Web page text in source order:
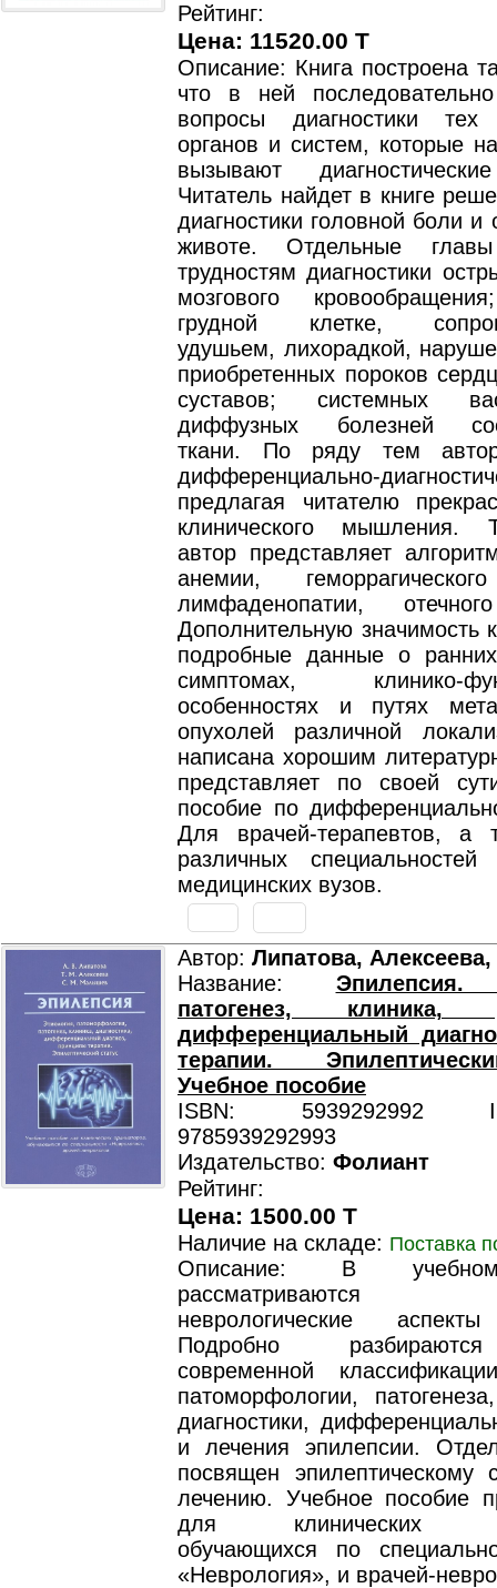
Рейтинг:
Цена: 11520.00 T
Описание: Книга построена
что в ней
вопросы диагностики тех
органов и систем, которые
вызывают
Читатель найдет в книге
диагностики головной боли и
животе. Отдельные
трудностям диагностики
мозгового
грудной клетке,
удушьем, лихорадкой,
приобретенных пороков
суставов; системных
диффузных болезней
ткани. По ряду тем автор
дифференциально-
предлагая читателю
клинического мышления.
автор представляет
анемии,
лимфаденопатии,
Дополнительную значимость
подробные данные о ранних
симптомах, клинико-
особенностях и путях
опухолей различной
написана хорошим
представляет по своей
пособие по
Для врачей-терапевтов, а
различных
медицинских вузов.
Автор: Липатова,
Название: Эпилепсия.
патогенез, клиника,
дифференциальный
терапии.
Учебное пособие
ISBN: 5939292992
9785939292993
Издательство: Фолиант
Рейтинг:
Цена: 1500.00 T
Наличие на складе: Поставка
Описание: В
рассматриваются
неврологические
Подробно
современной
патоморфологии,
диагностики,
и лечения эпилепсии.
посвящен эпилептическому
лечению. Учебное пособие
для клинических
обучающихся по
«Неврология», и врачей-